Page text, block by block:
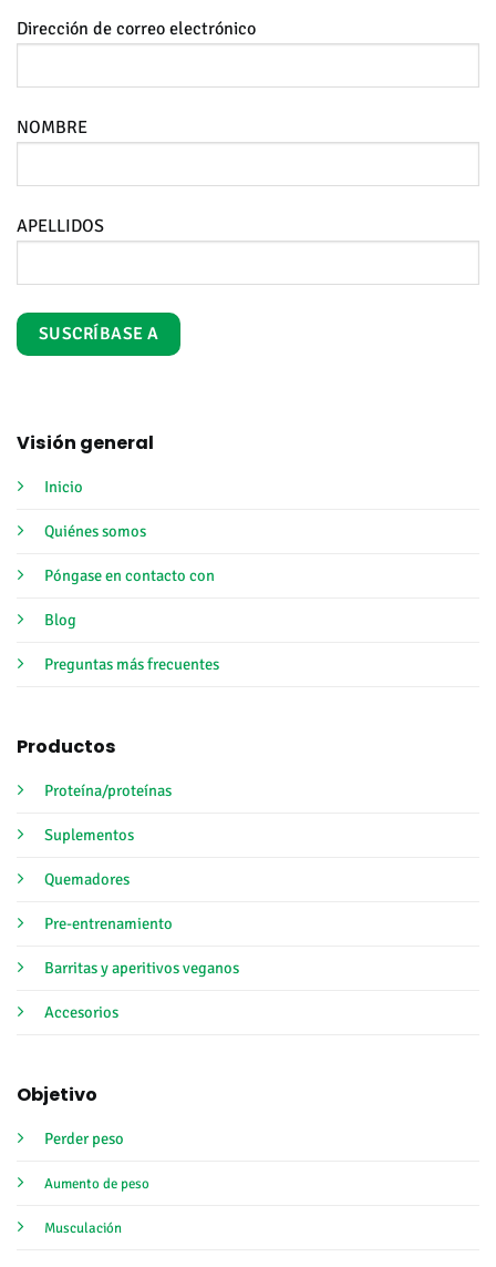
Visión general
Inicio
Quiénes somos
Póngase en contacto con
Blog
Preguntas más frecuentes
Productos
Proteína/proteínas
Suplementos
Quemadores
Pre-entrenamiento
Barritas y aperitivos veganos
Accesorios
Objetivo
Perder peso
Aumento de peso
Musculación
Dirección de correo electrónico
NOMBRE
APELLIDOS